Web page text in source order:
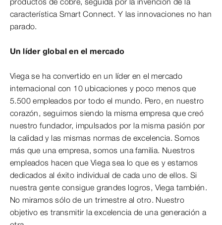
característica Smart Connect. Y las innovaciones no han
parado.
Un líder global en el mercado
Viega se ha convertido en un líder en el mercado
internacional con 10 ubicaciones y poco menos que
5.500 empleados por todo el mundo. Pero, en nuestro
corazón, seguimos siendo la misma empresa que creó
nuestro fundador, impulsados por la misma pasión por
la calidad y las mismas normas de excelencia. Somos
más que una empresa, somos una familia. Nuestros
empleados hacen que Viega sea lo que es y estamos
dedicados al éxito individual de cada uno de ellos. Si
nuestra gente consigue grandes logros, Viega también.
No miramos sólo de un trimestre al otro. Nuestro
objetivo es transmitir la excelencia de una generación a